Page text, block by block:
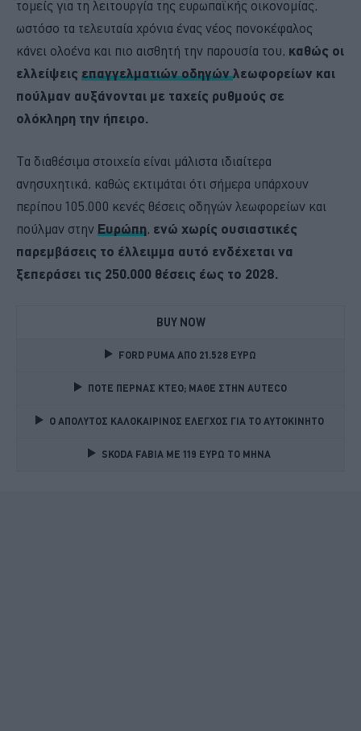
τομείς για τη λειτουργία της ευρωπαϊκής οικονομίας,
ωστόσο τα τελευταία χρόνια ένας νέος πονοκέφαλος
κάνει ολοένα και πιο αισθητή την παρουσία του, καθώς οι
ελλείψεις επαγγελματιών οδηγώνλεωφορείων και
πούλμαν αυξάνονται με ταχείς ρυθμούς σε
ολόκληρη την ήπειρο.
Tα διαθέσιμα στοιχεία είναι μάλιστα ιδιαίτερα
ανησυχητικά, καθώς εκτιμάται ότι σήμερα υπάρχουν
περίπου 105.000 κενές θέσεις οδηγών λεωφορείων και
πούλμαν στην Ευρώπη, ενώ χωρίς ουσιαστικές
παρεμβάσεις το έλλειμμα αυτό ενδέχεται να
ξεπεράσει τις 250.000 θέσεις έως το 2028.
BUY NOW
FORD PUMA ΑΠΟ 21.528 ΕΥΡΩ
ΠΟΤΕ ΠΕΡΝΑΣ ΚΤΕΟ; ΜΑΘΕ ΣΤΗΝ ΑUTECO
Ο ΑΠΟΛΥΤΟΣ ΚΑΛΟΚΑΙΡΙΝΟΣ ΕΛΕΓΧΟΣ ΓΙΑ ΤΟ ΑΥΤΟΚΙΝΗΤΟ
SKODA FABIA ME 119 ΕΥΡΩ ΤΟ ΜΗΝΑ